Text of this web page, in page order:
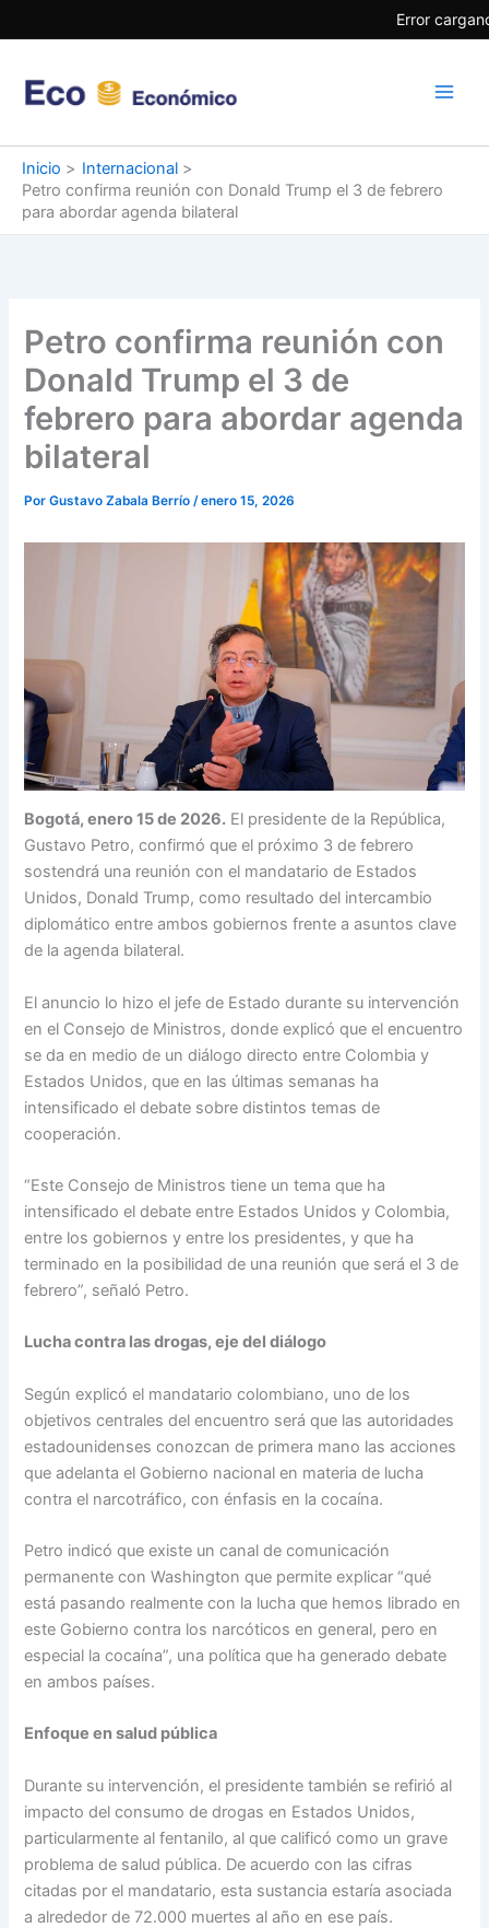
Error
al
Inicio
Internacional
Petro confirma reunión con Donald Trump el 3 de febrero
para abordar agenda bilateral
Petro confirma reunión con
Donald Trump el 3 de
febrero para abordar agenda
bilateral
PorGustavo Zabala Berrío /enero 15, 2026
Bogotá, enero 15 de 2026. El presidente de la República,
Gustavo Petro, confirmó que el próximo 3 de febrero
sostendrá una reunión con el mandatario de Estados
Unidos, Donald Trump, como resultado del intercambio
diplomático entre ambos gobiernos frente a asuntos clave
de la agenda bilateral.
El anuncio lo hizo el jefe de Estado durante su intervención
en el Consejo de Ministros, donde explicó que el encuentro
se da en medio de un diálogo directo entre Colombia y
Estados Unidos, que en las últimas semanas ha
intensificado el debate sobre distintos temas de
cooperación.
“Este Consejo de Ministros tiene un tema que ha
intensificado el debate entre Estados Unidos y Colombia,
entre los gobiernos y entre los presidentes, y que ha
terminado en la posibilidad de una reunión que será el 3 de
febrero”, señaló Petro.
Lucha contra las drogas, eje del diálogo
Según explicó el mandatario colombiano, uno de los
objetivos centrales del encuentro será que las autoridades
estadounidenses conozcan de primera mano las acciones
que adelanta el Gobierno nacional en materia de lucha
contra el narcotráfico, con énfasis en la cocaína.
Petro indicó que existe un canal de comunicación
permanente con Washington que permite explicar “qué
está pasando realmente con la lucha que hemos librado en
este Gobierno contra los narcóticos en general, pero en
especial la cocaína”, una política que ha generado debate
en ambos países.
Enfoque en salud pública
Durante su intervención, el presidente también se refirió al
impacto del consumo de drogas en Estados Unidos,
particularmente al fentanilo, al que calificó como un grave
problema de salud pública. De acuerdo con las cifras
citadas por el mandatario, esta sustancia estaría asociada
a alrededor de 72.000 muertes al año en ese país.